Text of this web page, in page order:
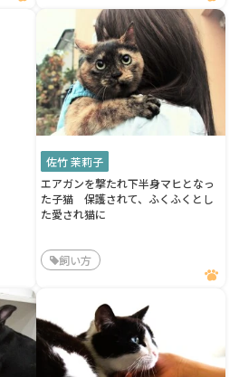
佐竹 茉莉子
エアガンを撃たれ下半身マヒとなっ
た子猫 保護されて、ふくふくとし
た愛され猫に
飼い方